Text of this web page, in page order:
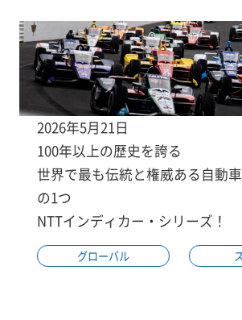
2026年5月21日
100年以上の歴史を誇る
世界で最も伝統と権威ある自動
の1つ
NTTインディカー・シリーズ！
グローバル